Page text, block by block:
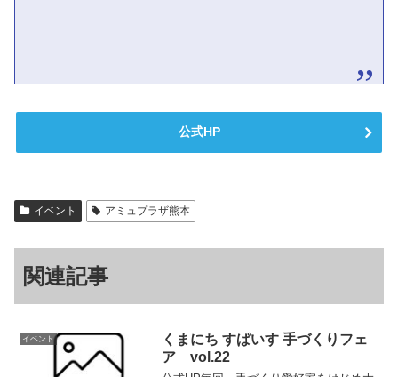
公式HP
イベント アミュプラザ熊本
関連記事
イベント
くまにち すぱいす 手づくりフェ
ア vol.22